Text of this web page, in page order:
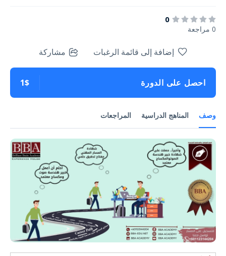
0
0 مراجعة
وصف المناهج الدراسية المراجعات
إضافة إلى قائمة الرغبات مشاركة
احصل على الدورة 1$